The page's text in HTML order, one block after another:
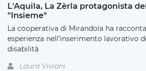
L'Aquila, La Zèrla protagonista
"Insieme"
La cooperativa di Mirandola ha
esperienza nell’inserimento lavorativo
disabilità
Laura Viviani